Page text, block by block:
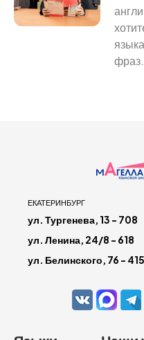
ЕКАТЕРИНБУРГ
ул. Тургенева, 13 - 708
ул. Ленина, 24/8 - 618
ул. Белинского, 76 - 415